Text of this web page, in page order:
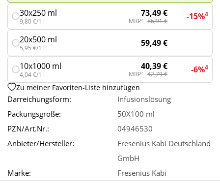
30x250 ml
9,80 €/1 l
73,49 €
MRP² 86,91 € -15%4
20x500 ml
5,95 €/1 l 59,49 €
10x1000 ml
4,04 €/1 l
40,39 €
MRP² 42,79 € -6%4
Zu meiner Favoriten-Liste hinzufügen
Darreichungsform:
Infusionslösung
Packungsgröße:
50X100 ml
PZN/Art.Nr.:
04946530
Anbieter/Hersteller:
Fresenius Kabi Deutschland
GmbH
Marke:
Fresenius Kabi